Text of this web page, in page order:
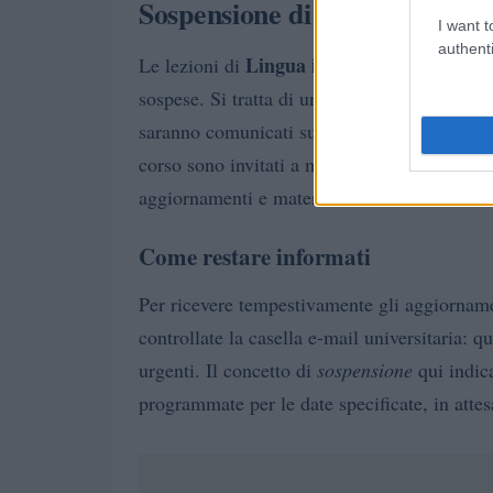
I want
Sospensione di alcune lezioni
Le lezioni di Lingua inglese B2
sospese. Si tratta di una sospensione
saranno comunicati successivamente
corso sono invitati a monitorare la
aggiornamenti e materiali didattici
Come restare informati
Per ricevere tempestivamente gli
controllate la casella e-mail universitaria:
urgenti. Il concetto di sospensione qui
programmate per le date specificate, in